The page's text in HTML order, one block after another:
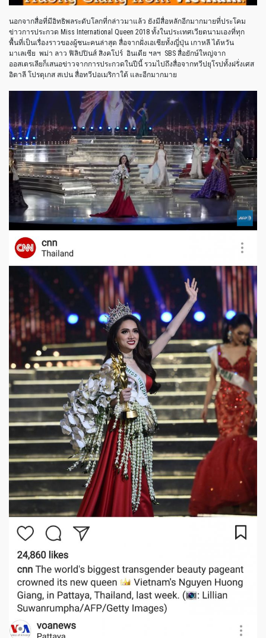
นอกจากสื่อที่มีอิทธิพลระดับโลกที่กล่าวมาแล้ว ยังมีสื่อหลักอีกมากมายที่ประโคม
ข่าวการประกวด Miss International Queen 2018 ทั้งในประเทศเวียดนามเองที่ทุก
พื้นที่เป็นเรื่องราวของผู้ชนะคนล่าสุด สื่อจากฝั่งเอเชียทั้งญี่ปุ่น เกาหลี ไต้หวัน
มาเลเซีย พม่า ลาว ฟิลิปปินส์ สิงคโปร์ อินเดีย ฯลฯ SBS สื่อยักษ์ใหญ่จาก
ออสเตรเลียก็เสนอข่าวจากการประกวดในปีนี้ รวมไปถึงสื่อจากทวีปยุโรปทั้งฝรั่งเศส
อิตาลี โปรตุเกส สเปน สื่อทวีปอเมริกาใต้ และอีกมากมาย